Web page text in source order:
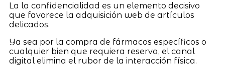
La la confidencialidad es un elemento decisivo
que favorece la adquisición web de artículos
delicados.
Ya sea por la compra de fármacos específicos o
cualquier bien que requiera reserva, el canal
digital elimina el rubor de la interacción física.